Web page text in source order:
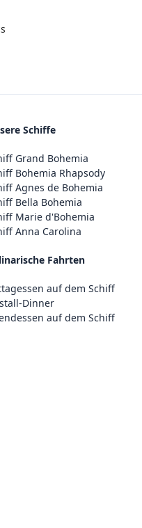
Schiffe
Grand Bohemia
Bohemia Rhapsody
Agnes de Bohemia
Bella Bohemia
Marie d'Bohemia
Anna Carolina
Fahrten
auf dem Schiff
Dinner
auf dem Schiff